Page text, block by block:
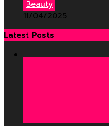
Beauty
11/04/2025
Latest Posts